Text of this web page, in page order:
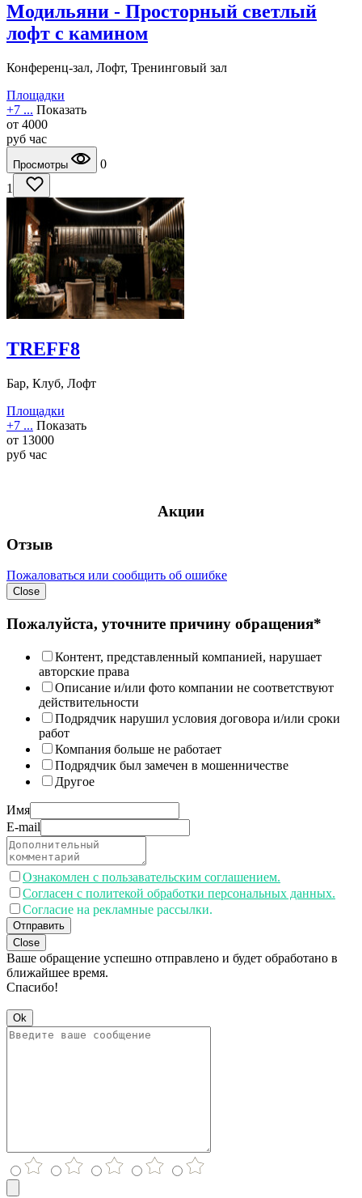
Модильяни - Просторный светлый
лофт с камином
Конференц-зал, Лофт, Тренинговый зал
Площадки
+7 ... Показать
от 4000
руб час
Просмотры
0
1
TREFF8
Бар, Клуб, Лофт
Площадки
+7 ... Показать
от 13000
руб час
Акции
Отзыв
Пожаловаться или сообщить об ошибке
Close
Пожалуйста, уточните причину обращения*
Контент, представленный компанией, нарушает
авторские права
Описание и/или фото компании не соответствуют
действительности
Подрядчик нарушил условия договора и/или сроки
работ
Компания больше не работает
Подрядчик был замечен в мошенничестве
Другое
Имя
E-mail
Ознакомлен с пользавательским соглашением.
Согласен с политекой обработки персональных данных.
Согласие на рекламные рассылки.
Отправить
Close
Ваше обращение успешно отправлено и будет обработано в
ближайшее время.
Спасибо!
Ok